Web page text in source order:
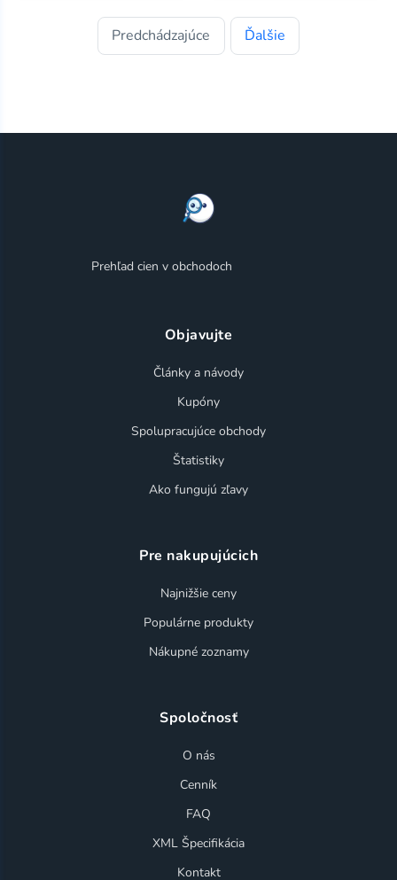
Predchádzajúce Ďalšie
Prehľad cien v obchodoch
Objavujte
Články a návody
Kupóny
Spolupracujúce obchody
Štatistiky
Ako fungujú zľavy
Pre nakupujúcich
Najnižšie ceny
Populárne produkty
Nákupné zoznamy
Spoločnosť
O nás
Cenník
FAQ
XML Špecifikácia
Kontakt